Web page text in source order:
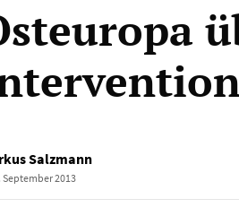
Salzmann
September 2013